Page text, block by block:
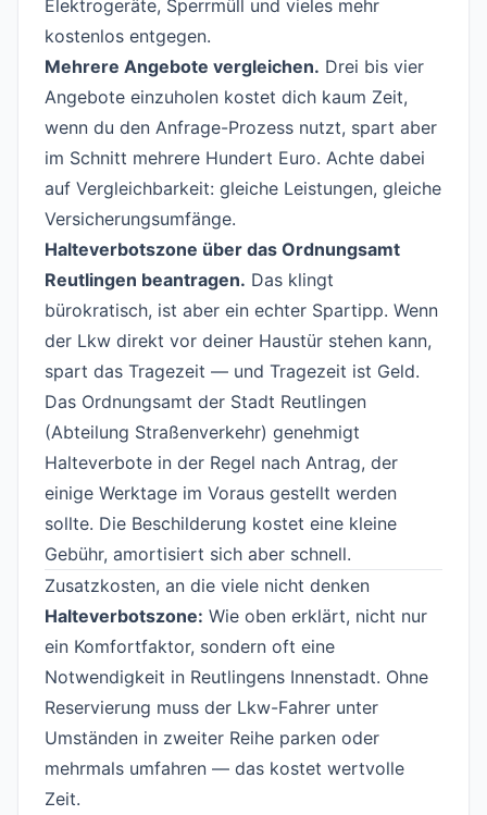
Elektrogeräte, Sperrmüll und vieles mehr
kostenlos entgegen.
Mehrere Angebote vergleichen. Drei bis vier
Angebote einzuholen kostet dich kaum Zeit,
wenn du den Anfrage-Prozess nutzt, spart aber
im Schnitt mehrere Hundert Euro. Achte dabei
auf Vergleichbarkeit: gleiche Leistungen, gleiche
Versicherungsumfänge.
Halteverbotszone über das Ordnungsamt
Reutlingen beantragen. Das klingt
bürokratisch, ist aber ein echter Spartipp. Wenn
der Lkw direkt vor deiner Haustür stehen kann,
spart das Tragezeit — und Tragezeit ist Geld.
Das Ordnungsamt der Stadt Reutlingen
(Abteilung Straßenverkehr) genehmigt
Halteverbote in der Regel nach Antrag, der
einige Werktage im Voraus gestellt werden
sollte. Die Beschilderung kostet eine kleine
Gebühr, amortisiert sich aber schnell.
Zusatzkosten, an die viele nicht denken
Halteverbotszone: Wie oben erklärt, nicht nur
ein Komfortfaktor, sondern oft eine
Notwendigkeit in Reutlingens Innenstadt. Ohne
Reservierung muss der Lkw-Fahrer unter
Umständen in zweiter Reihe parken oder
mehrmals umfahren — das kostet wertvolle
Zeit.